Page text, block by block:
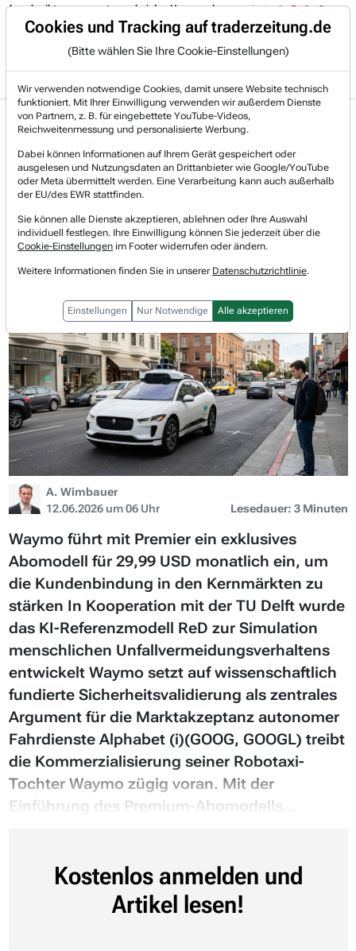
Trading-Room
es ganz gut, was bei den Hyperscalern passiert: 05.08. 15:14
Gratis Account Login
Jetzt registrieren und gratis Artikel lesen.
Bereits bei TraderFox registriert? Jetzt anmelden!
Home Börsen-Nachrichten
Hot-News
Alphabet forciert die Monetarisierung seiner auton...
Alphabet forciert die
Monetarisierung seiner autonomen
Wette! Waymo führt exklusives
Abomodell Premier ein!
A. Wimbauer
12.06.2026 um 06 Uhr
Lesedauer: 3 Minuten
Waymo führt mit Premier ein exklusives
Abomodell für 29,99 USD monatlich ein, um
die Kundenbindung in den Kernmärkten zu
stärken In Kooperation mit der TU Delft wurde
das KI-Referenzmodell ReD zur Simulation
menschlichen Unfallvermeidungsverhaltens
entwickelt Waymo setzt auf wissenschaftlich
fundierte Sicherheitsvalidierung als zentrales
Argument für die Marktakzeptanz autonomer
Fahrdienste Alphabet (i)(GOOG, GOOGL) treibt
die Kommerzialisierung seiner Robotaxi-
Tochter Waymo zügig voran. Mit der
Einführung des Premium-Abomodells...
Kostenlos anmelden und
Artikel lesen!
Cookies und Tracking auf traderzeitung.de
(Bitte wählen Sie Ihre Cookie-Einstellungen)
Wir verwenden notwendige Cookies, damit unsere Website technisch
funktioniert. Mit Ihrer Einwilligung verwenden wir außerdem Dienste
von Partnern, z. B. für eingebettete YouTube-Videos,
Reichweitenmessung und personalisierte Werbung.
Dabei können Informationen auf Ihrem Gerät gespeichert oder
ausgelesen und Nutzungsdaten an Drittanbieter wie Google/YouTube
oder Meta übermittelt werden. Eine Verarbeitung kann auch außerhalb
der EU/des EWR stattfinden.
Sie können alle Dienste akzeptieren, ablehnen oder Ihre Auswahl
individuell festlegen. Ihre Einwilligung können Sie jederzeit über die
Cookie-Einstellungen im Footer widerrufen oder ändern.
Weitere Informationen finden Sie in unserer Datenschutzrichtlinie.
Einstellungen Nur Notwendige Alle akzeptieren